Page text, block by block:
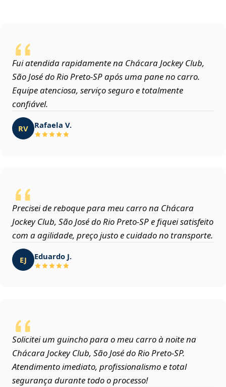
Fui atendida rapidamente na Chácara Jockey Club,
São José do Rio Preto‑SP após uma pane no carro.
Equipe atenciosa, serviço seguro e totalmente
confiável.
RV Rafaela V.
Precisei de reboque para meu carro na Chácara
Jockey Club, São José do Rio Preto‑SP e fiquei satisfeito
com a agilidade, preço justo e cuidado no transporte.
EJ Eduardo J.
Solicitei um guincho para o meu carro à noite na
Chácara Jockey Club, São José do Rio Preto‑SP.
Atendimento imediato, profissionalismo e total
segurança durante todo o processo!